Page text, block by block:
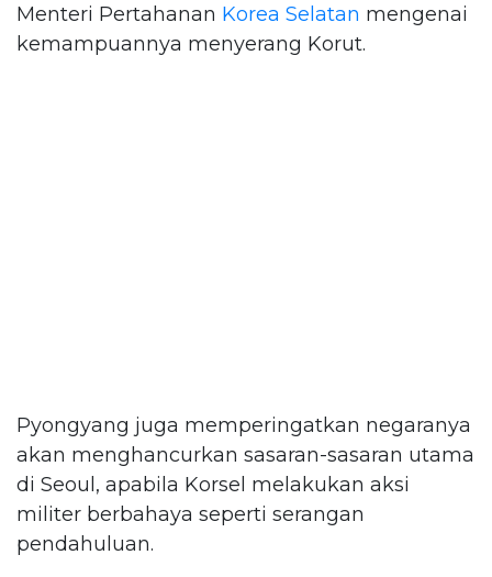
Menteri Pertahanan Korea Selatan mengenai
kemampuannya menyerang Korut.
Pyongyang juga memperingatkan negaranya
akan menghancurkan sasaran-sasaran utama
di Seoul, apabila Korsel melakukan aksi
militer berbahaya seperti serangan
pendahuluan.